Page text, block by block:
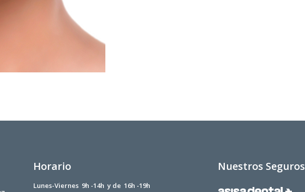
Horario
Lunes-Viernes 9h -14h y de 16h -19h
Nuestros Seguros